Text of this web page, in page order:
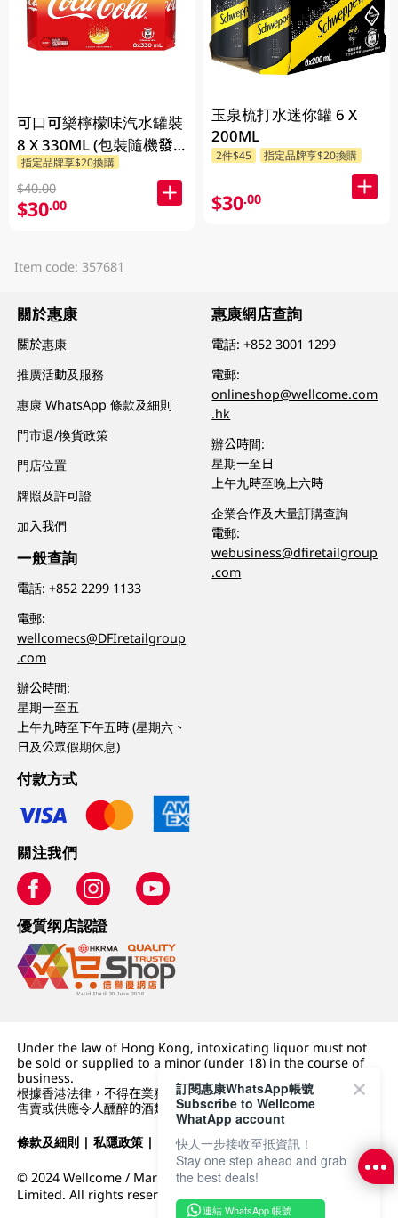
可口可樂檸檬味汽水罐裝
8 X 330ML (包裝隨機發
放)
指定品牌享$20換購
$40.00
$30.00
玉泉梳打水迷你罐 6 X
200ML
2件$45 指定品牌享$20換購
$30.00
Item code: 357681
關於惠康
關於惠康
推廣活動及服務
惠康 WhatsApp 條款及細則
門市退/換貨政策
門店位置
牌照及許可證
加入我們
一般查詢
電話:+852 2299 1133
電郵:
wellcomecs@DFIretailgroup
.com
辦公時間:
星期一至五
上午九時至下午五時 (星期六、
日及公眾假期休息)
惠康網店查詢
電話:+852 3001 1299
電郵:
onlineshop@wellcome.com
.hk
辦公時間:
星期一至日
上午九時至晚上六時
企業合作及大量訂購查詢
電郵:
webusiness@dfiretailgroup
.com
付款方式
關注我們
優質纲店認證
Under the law of Hong Kong, intoxicating liquor must not
be sold or supplied to a minor (under 18) in the course of
business.
根據香港法律，不得在業務過程中，向未成年人 (18 歲以下人士)
售賣或供應令人醺醉的酒類。
條款及細則 |私隱政策 | DFI零售集團
© 2024 Wellcome / Market Place. The Dairy Farm Company
Limited. All rights reserved.
訂閱惠康WhatsApp帳號
Subscribe to Wellcome
WhatApp account
快人一步接收至抵資訊！
Stay one step ahead and grab
the best deals!
連結 WhatsApp 帳號